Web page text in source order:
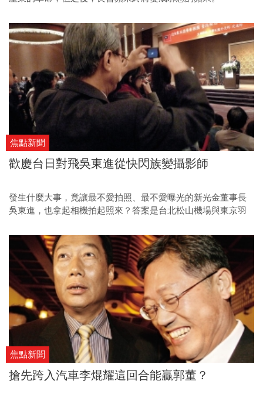
焦點新聞
歡慶台日對飛吳東進從快閃族變攝影師
發生什麼大事，竟讓最不愛拍照、最不愛曝光的新光金董事長
吳東進，也拿起相機拍起照來？答案是台北松山機場與東京羽
焦點新聞
搶先跨入汽車李焜耀這回合能贏郭董？